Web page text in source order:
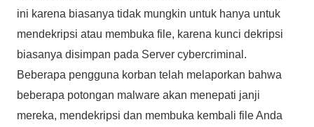
ini karena biasanya tidak mungkin untuk hanya untuk
mendekripsi atau membuka file, karena kunci dekripsi
biasanya disimpan pada Server cybercriminal.
Beberapa pengguna korban telah melaporkan bahwa
beberapa potongan malware akan menepati janji
mereka, mendekripsi dan membuka kembali file Anda